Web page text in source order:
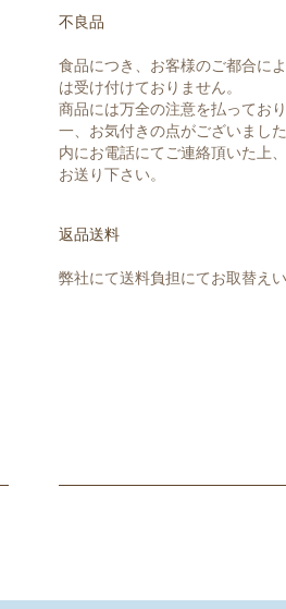
不良品
食品につき、お客様のご都合に
は受け付けておりません。
商品には万全の注意を払ってお
一、お気付きの点がございまし
内にお電話にてご連絡頂いた上
お送り下さい。
返品送料
弊社にて送料負担にてお取替えい